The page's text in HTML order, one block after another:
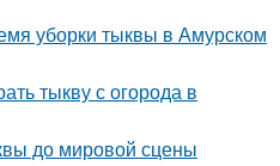
уборки тыквы в Амурском
тыкву с огорода в
до мировой сцены